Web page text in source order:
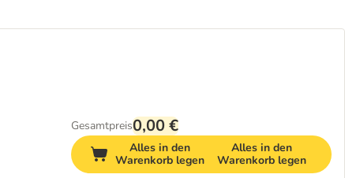
Gesamtpreis0,00 €
Alles in den
Warenkorb legen
Alles in den
Warenkorb legen